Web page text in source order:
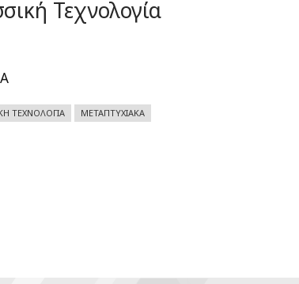
Τεχνολογία
ΤΕΧΝΟΛΟΓΊΑ ΜΕΤΑΠΤΥΧΙΑΚΆ